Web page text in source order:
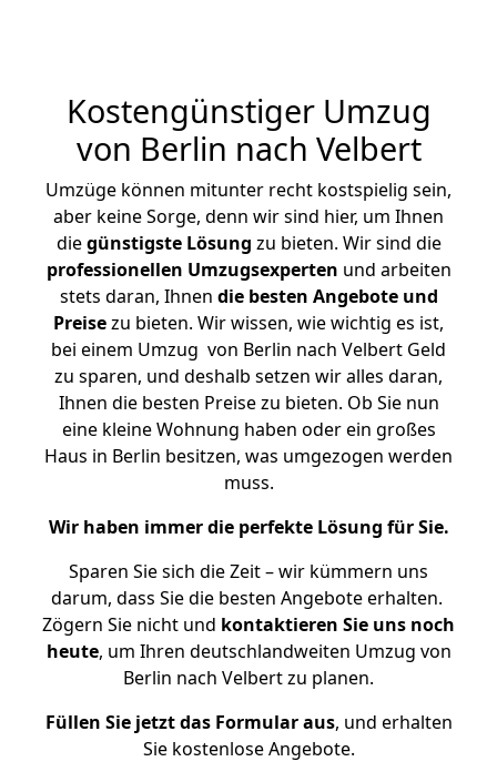
Kostengünstiger Umzug
von Berlin nach Velbert
Umzüge können mitunter recht kostspielig sein,
aber keine Sorge, denn wir sind hier, um Ihnen
diegünstigste Lösung zu bieten. Wir sind die
professionellen Umzugsexperten und arbeiten
stets daran, Ihnen die besten Angebote und
Preisezu bieten. Wir wissen, wie wichtig es ist,
bei einem Umzug von Berlin nach Velbert Geld
zu sparen, und deshalb setzen wir alles daran,
Ihnen die besten Preise zu bieten. Ob Sie nun
eine kleine Wohnung haben oder ein großes
Haus in Berlin besitzen, was umgezogen werden
muss.
Wir haben immer die perfekte Lösung für Sie.
Sparen Sie sich die Zeit – wir kümmern uns
darum, dass Sie die besten Angebote erhalten.
Zögern Sie nicht und kontaktieren Sie uns noch
heute, um Ihren deutschlandweiten Umzug von
Berlin nach Velbert zu planen.
Füllen Sie jetzt das Formular aus, und erhalten
Sie kostenlose Angebote.